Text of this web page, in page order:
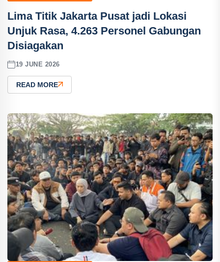
Lima Titik Jakarta Pusat jadi Lokasi
Unjuk Rasa, 4.263 Personel Gabungan
Disiagakan
19 JUNE 2026
READ MORE